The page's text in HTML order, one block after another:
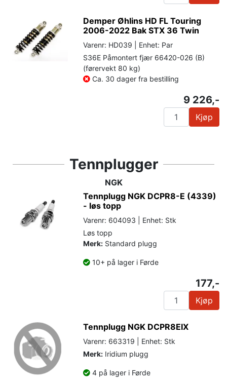
Demper Øhlins HD FL Touring
2006-2022 Bak STX 36 Twin
Varenr: HD039 | Enhet: Par
S36E Påmontert fjær 66420-026 (B)
(førervekt 80 kg)
Ca. 30 dager fra bestilling
9 226,-
Kjøp
Tennplugger
NGK
Tennplugg NGK DCPR8-E (4339)
- løs topp
Varenr: 604093 | Enhet: Stk
Løs topp
Merk: Standard plugg
10+ på lager i Førde
177,-
Kjøp
Tennplugg NGK DCPR8EIX
Varenr: 663319 | Enhet: Stk
Merk: Iridium plugg
4 på lager i Førde